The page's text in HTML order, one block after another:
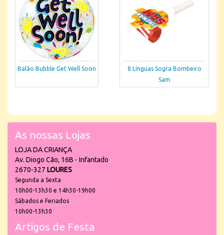
Balão Bubble Get Well Soon
8 Línguas Sogra Bombeiro
Sam
As nossas Lojas
LOJA DA CRIANÇA
Av. Diogo Cão, 16B - Infantado
2670-327 LOURES
Segunda a Sexta
10h00-13h30 e 14h30-19h00
Sábados e Feriados
10h00-13h30
Artigos de Festa